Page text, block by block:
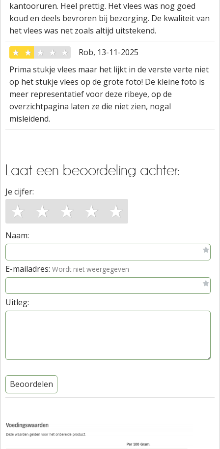
kantooruren. Heel prettig. Het vlees was nog goed
koud en deels bevroren bij bezorging. De kwaliteit van
het vlees was net zoals altijd uitstekend.
★ ★ ★ ★ ★
Rob, 13-11-2025
Prima stukje vlees maar het lijkt in de verste verte niet
op het stukje vlees op de grote foto! De kleine foto is
meer representatief voor deze ribeye, op de
overzichtpagina laten ze die niet zien, nogal
misleidend.
Laat een beoordeling achter:
Je cijfer:
★ ★ ★ ★ ★
Naam:
E-mailadres: Wordt niet weergegeven
Uitleg:
Beoordelen